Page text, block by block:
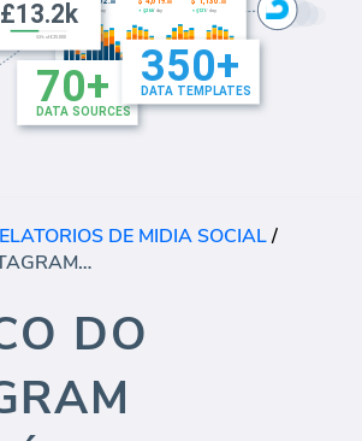
DE MIDIA SOCIAL/
PÚBLICO DO INSTAGRAM (RELATÓRIO)
DO